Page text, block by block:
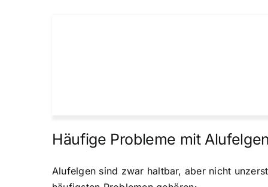
Häufige Probleme mit
Alufelgen sind zwar haltbar, aber nicht